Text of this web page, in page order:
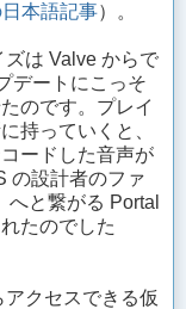
本語記事）。
は Valve からで
デートにこっそ
のです。プレイ
持っていくと、
ードした音声が
の設計者のファ
と繋がる Portal
たのでした
クセスできる仮